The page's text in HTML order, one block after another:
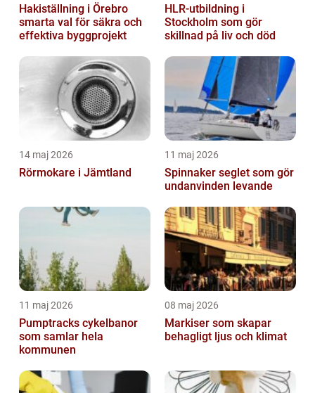
Hakiställning i Örebro
smarta val för säkra och
effektiva byggprojekt
HLR-utbildning i
Stockholm som gör
skillnad på liv och död
14 maj 2026
Rörmokare i Jämtland
11 maj 2026
Spinnaker seglet som gör
undanvinden levande
11 maj 2026
Pumptracks cykelbanor
som samlar hela
kommunen
08 maj 2026
Markiser som skapar
behagligt ljus och klimat